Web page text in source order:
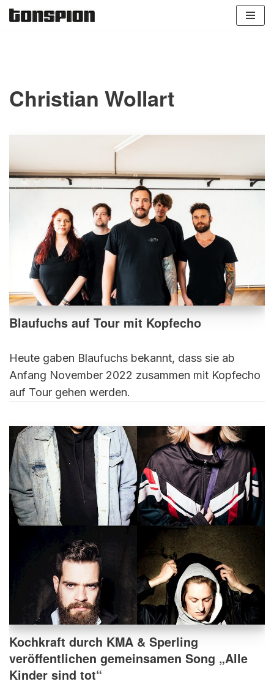
Christian Wollart
Blaufuchs auf Tour mit Kopfecho
Heute gaben Blaufuchs bekannt, dass sie ab
Anfang November 2022 zusammen mit Kopfecho
auf Tour gehen werden.
Kochkraft durch KMA & Sperling
veröffentlichen gemeinsamen Song „Alle
Kinder sind tot“